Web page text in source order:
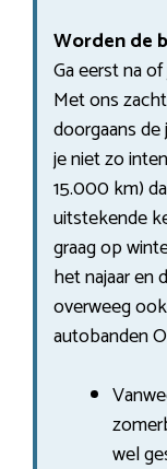
Worden de
Ga eerst na
Met ons
doorgaans
je niet zo
15.000 km)
uitstekende
graag op
het najaar en
overweeg
autobanden
wel